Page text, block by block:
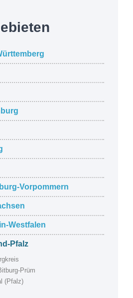
Vorpommern
Westfalen
Pfalz
Prüm
(Pfalz)